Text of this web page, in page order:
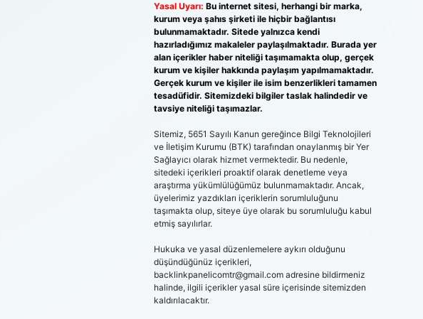
Yasal Uyarı: Bu internet sitesi, herhangi bir marka,
kurum veya şahıs şirketi ile hiçbir bağlantısı
bulunmamaktadır. Sitede yalnızca kendi
hazırladığımız makaleler paylaşılmaktadır. Burada yer
alan içerikler haber niteliği taşımamakta olup, gerçek
kurum ve kişiler hakkında paylaşım yapılmamaktadır.
Gerçek kurum ve kişiler ile isim benzerlikleri tamamen
tesadüfidir. Sitemizdeki bilgiler taslak halindedir ve
tavsiye niteliği taşımazlar.
Sitemiz, 5651 Sayılı Kanun gereğince Bilgi Teknolojileri
ve İletişim Kurumu (BTK) tarafından onaylanmış bir Yer
Sağlayıcı olarak hizmet vermektedir. Bu nedenle,
sitedeki içerikleri proaktif olarak denetleme veya
araştırma yükümlülüğümüz bulunmamaktadır. Ancak,
üyelerimiz yazdıkları içeriklerin sorumluluğunu
taşımakta olup, siteye üye olarak bu sorumluluğu kabul
etmiş sayılırlar.
Hukuka ve yasal düzenlemelere aykırı olduğunu
düşündüğünüz içerikleri,
backlinkpanelicomtr@gmail.comadresine bildirmeniz
halinde, ilgili içerikler yasal süre içerisinde sitemizden
kaldırılacaktır.